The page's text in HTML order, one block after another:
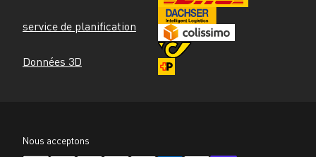
service de planification
Données 3D
Nous acceptons